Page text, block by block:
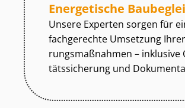
Energetische
Unsere Experten sorgen für
fachgerechte Umsetzung
rungs­maß­nah­men – inklusive
täts­si­che­rung und